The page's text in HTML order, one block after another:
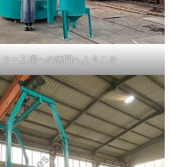
ー工場への訪問へようこそ